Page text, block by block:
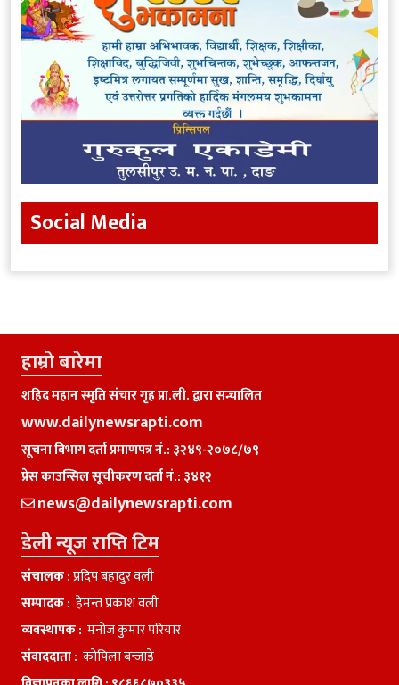
Social Media
हाम्राे बारेमा
शहिद महान स्मृति संचार गृह प्रा.ली. द्वारा सन्चालित
www.dailynewsrapti.com
सूचना विभाग दर्ता प्रमाणपत्र नं.: ३२४९-२०७८/७९
प्रेस काउन्सिल सूचीकरण दर्ता नं.: ३४१२
news@dailynewsrapti.com
डेली न्यूज राप्ति टिम
संचालक :प्रदिप बहादुर वली
सम्पादक : हेमन्त प्रकाश वली
व्यवस्थापक : मनाेज कुमार परियार
संवाददाता : काेपिला बन्जाडे